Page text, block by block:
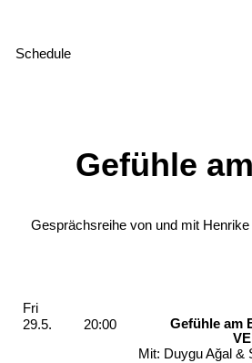
Schedule
Gefühle
Gesprächsreihe von und mit
Friday, 29. May 2026
Fri
29.5.
20:00
Gefühle am
Mit: Duygu Ağal &